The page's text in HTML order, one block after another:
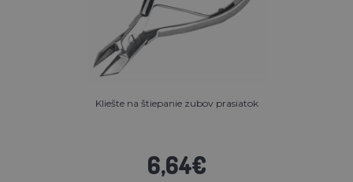
Kliešte na štiepanie zubov prasiatok
6,64€